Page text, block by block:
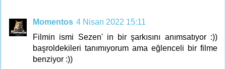
Momentos 4 Nisan 2022 15:11
Filmin ismi Sezen' in bir şarkısını anımsatıyor :))
başroldekileri tanımıyorum ama eğlenceli bir filme
benziyor :))